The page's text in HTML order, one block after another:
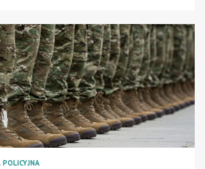
POLICYJNA